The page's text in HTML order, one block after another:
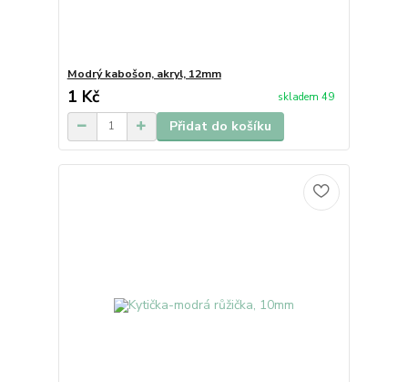
Modrý kabošon, akryl, 12mm
1 Kč skladem 49
Přidat do košíku